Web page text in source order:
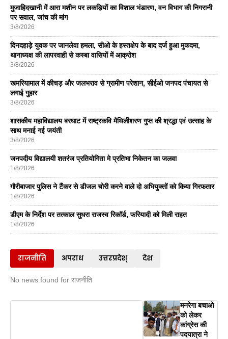
मुजाहिदखानी में आरा मशीन पर लकड़ियों का विशाल भंडारण, वन विभाग की निगरानी
पर सवाल, जांच की मांग
3/8/2026
दिनदहाड़े युवक पर जानलेवा हमला, सीओ के हस्तक्षेप के बाद दर्ज हुआ मुकदमा,
थानाध्यक्ष की लापरवाही से कस्बा वासियों में आक्रोश
3/8/2026
खमरियामाल में कीचड़ और जलभराव से ग्रामीण परेशान, सीईओ जनपद पंचायत से
लगाई गुहार
3/8/2026
शासकीय महाविद्यालय बरघाट में राष्ट्रकवि मैथिलीशरण गुप्त की श्रद्धा एवं उत्साह के
साथ मनाई गई जयंती
3/8/2026
जनपदीय विद्यालयी शतरंज प्रतियोगिता मे प्रतिभा निकेतन का जलवा
1/8/2026
गौरीबाजार पुलिस ने टैंकर से डीजल चोरी करने वाले दो अभियुक्तों को किया गिरफतार
1/8/2026
डीएम के निर्देश पर तत्काल सुधरा राजस्व रिकॉर्ड, फरियादी को मिली राहत
1/8/2026
राजनीति अपराध उत्तरप्रदेश् देश
No news found for राजनीति
मनरेगा बचाओ
को लेकर
कांग्रेस की
पदयात्रा ने